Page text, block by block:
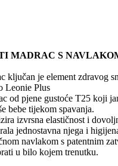
MADRAC S
ključan je element zdravog
Leonie Plus
od pjene gustoće T25 koji
bebe tijekom spavanja.
izvrsna elastičnost i
jednostavna njega i
navlakom s patentnim
u bilo kojem trenutku.